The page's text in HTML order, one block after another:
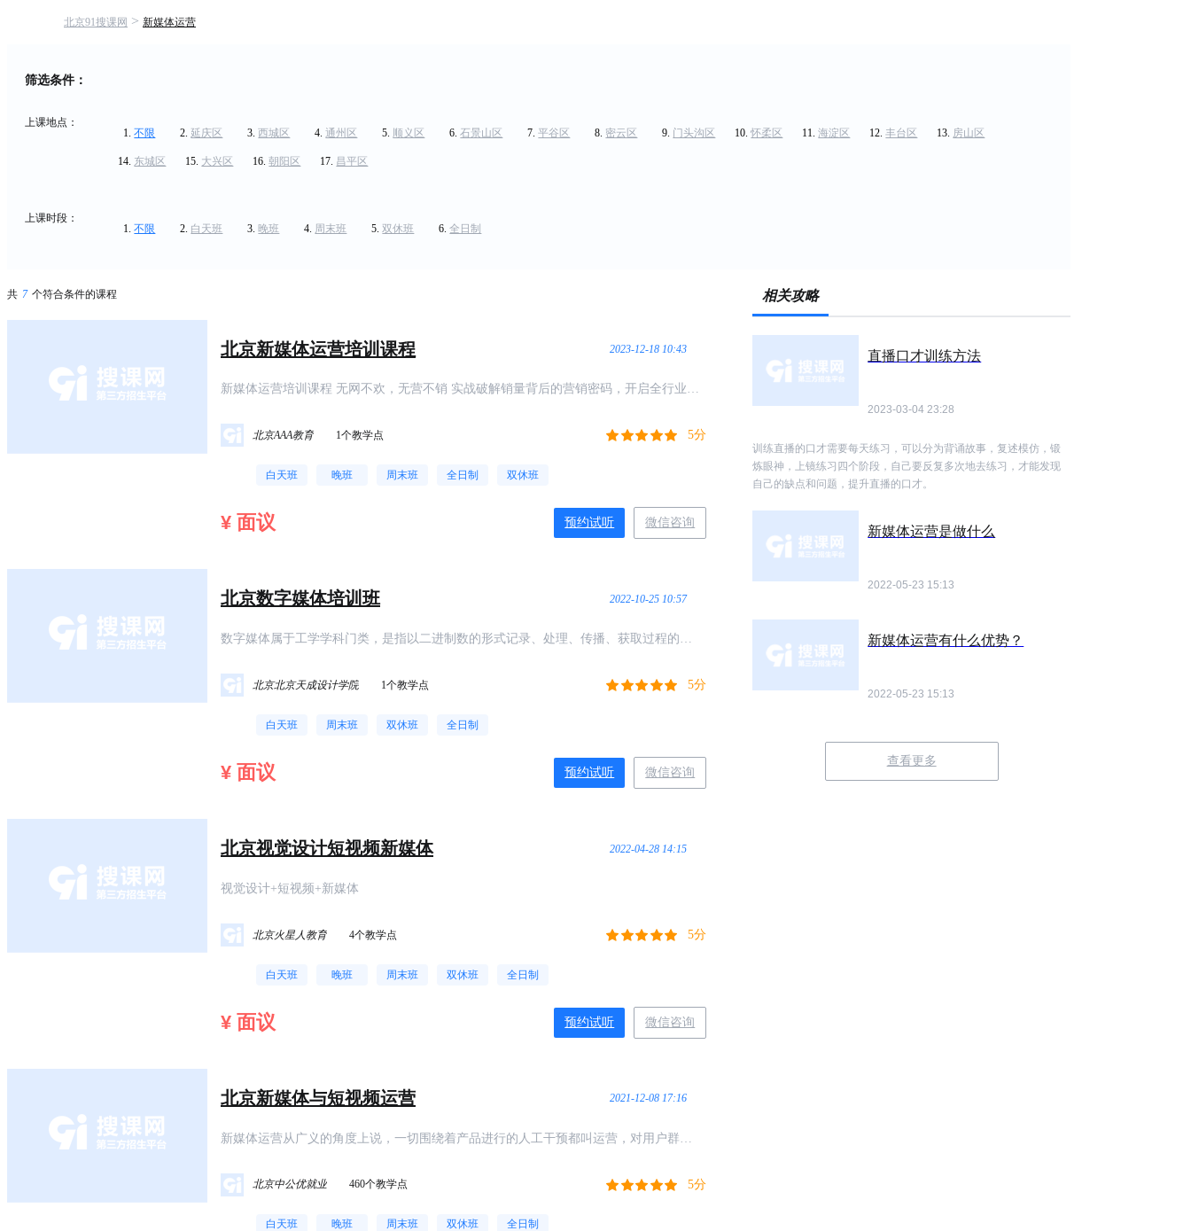
北京91搜课网 > 新媒体运营
筛选条件：
上课地点：
不限
延庆区 西城区 通州区 顺义区 石景山区 平谷区 密云区 门头沟区 怀柔区 海淀区 丰台区 房山区
东城区 大兴区 朝阳区 昌平区
上课时段：
不限
白天班 晚班 周末班 双休班 全日制
共 7 个符合条件的课程
北京新媒体运营培训课程 2023-12-18 10:43
新媒体运营培训课程 无网不欢，无营不销 实战破解销量背后的营销密码，开启全行业热
北京AAA教育 1个教学点 5分
白天班 晚班 周末班 全日制 双休班
¥ 面议 预约试听 微信咨询
北京数字媒体培训班 2022-10-25 10:57
数字媒体属于工学学科门类，是指以二进制数的形式记录、处理、传播、获取过程的信
体，和表示这些感觉媒体的表示媒体（编码）等，通称为
北京北京天成设计学院 1个教学点 5分
白天班 周末班 双休班 全日制
¥ 面议 预约试听 微信咨询
北京视觉设计短视频新媒体 2022-04-28 14:15
视觉设计+短视频+新媒体
北京火星人教育 4个教学点 5分
白天班 晚班 周末班 双休班 全日制
¥ 面议 预约试听 微信咨询
北京新媒体与短视频运营 2021-12-08 17:16
新媒体运营从广义的角度上说，一切围绕着产品进行的人工干预都叫运营，对用户群体
户活动。北京中公优就业 460个教学点 5分
白天班 晚班 周末班 双休班 全日制
相关攻略
直播口才训练方法
2023-03-04 23:28
训练直播的口才需要每天练习，可以分为背诵故事，复述模仿，锻
炼眼神，上镜练习四个阶段，自己要反复多次地去练习，才能发现
自己的缺点和问题，提升直播的口才。
新媒体运营是做什么
2022-05-23 15:13
新媒体运营有什么优势？
2022-05-23 15:13
查看更多